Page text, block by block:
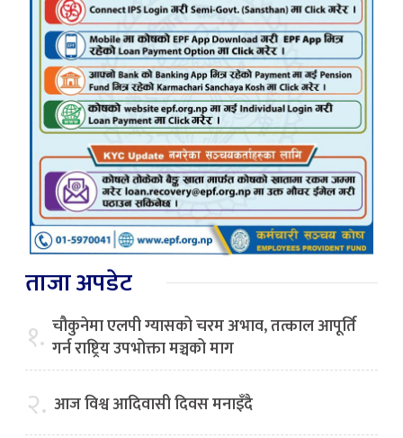
ताजा अपडेट
१. चौकुनेमा एलपी ग्यासको चरम अभाव, तत्काल आपूर्ति
गर्न राष्ट्रिय उपभोक्ता मञ्चको माग
२. आज विश्व आदिवासी दिवस मनाइँदै